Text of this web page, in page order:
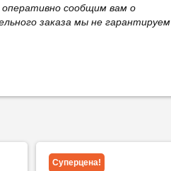
сообщим вам о
заказа мы не гарантируем
Суперцена!